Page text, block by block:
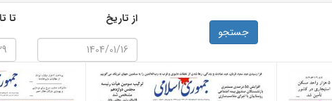
تا
از تاریخ
جستجو